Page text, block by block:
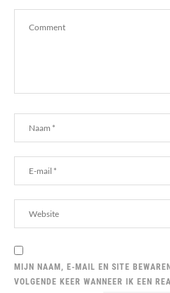
MIJN NAAM, E-MAIL EN SITE
VOLGENDE KEER WANNEER IK EEN